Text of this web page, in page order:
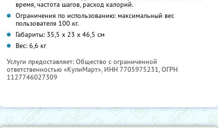
время, частота шагов, расход калорий.
Ограничения по использованию: максимальный вес
пользователя 100 кг.
Габариты: 35,5 x 23 x 46,5 см
Вес: 6,6 кг
Услуги предоставляет: Общество с ограниченной
ответственностью «КупиМарт», ИНН 7705975231, ОГРН
1127746027309